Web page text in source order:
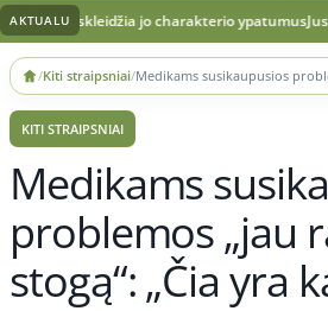
AKTUALUjo charakterio ypatumusJustinos
Skip
to
content
/Kiti straipsniai/
KITI STRAIPSNIAI
Medikams
problemos „jau
stogą“: „Čia yra